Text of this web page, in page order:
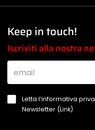
Keep in touch!
Iscriviti alla nostra
Letta l’informativa
Newsletter (Link)